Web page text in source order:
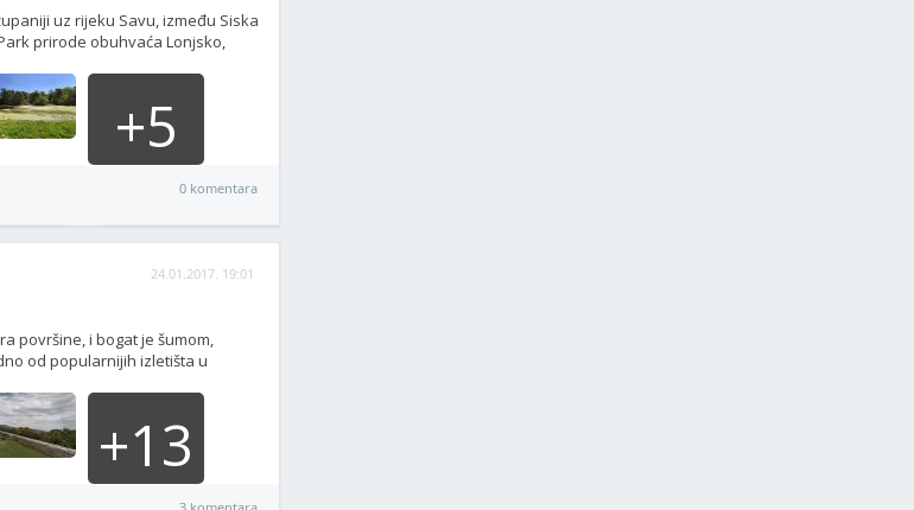
uz rijeku Savu, između Siska
prirode obuhvaća Lonjsko,
+5
0 komentara
24.01.2017. 19:01
površine, i bogat je šumom,
od popularnijih izletišta u
+13